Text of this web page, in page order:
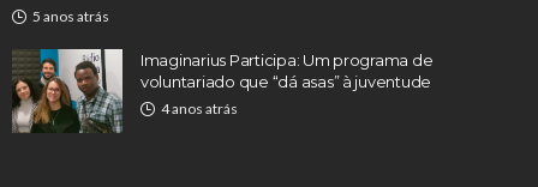
5 anos atrás
Imaginarius Participa: Um programa de
voluntariado que “dá asas” à juventude
4 anos atrás